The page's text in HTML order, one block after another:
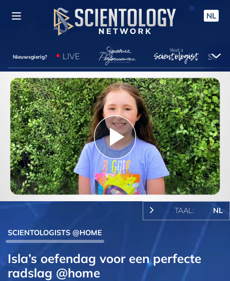
NL
Nieuwsgierig? LIVE
Play
Video
TAAL: NL
SCIENTOLOGISTS @HOME
Isla’s oefendag voor een perfecte
radslag @home